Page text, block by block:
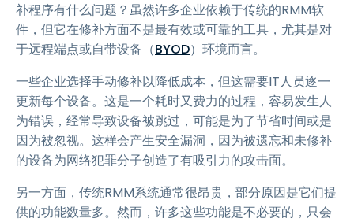
补程序有什么问题？虽然许多企业依赖于传统的RMM软
件，但它在修补方面不是最有效或可靠的工具，尤其是对
于远程端点或自带设备（BYOD）环境而言。
一些企业选择手动修补以降低成本，但这需要IT人员逐一
更新每个设备。这是一个耗时又费力的过程，容易发生人
为错误，经常导致设备被跳过，可能是为了节省时间或是
因为被忽视。这样会产生安全漏洞，因为被遗忘和未修补
的设备为网络犯罪分子创造了有吸引力的攻击面。
另一方面，传统RMM系统通常很昂贵，部分原因是它们提
供的功能数量多。然而，许多这些功能是不必要的，只会